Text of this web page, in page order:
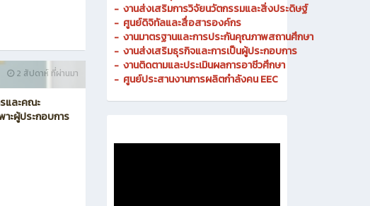
- งานพัฒนายุทธศาสตร์แผนงานและงบประมาณ
- งานส่งเสริมการวิจัยนวัตกรรมและสิ่งประดิษฐ์
- ศูนย์ดิจิทัลและสื่อสารองค์กร